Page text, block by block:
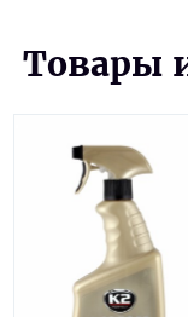
Товары